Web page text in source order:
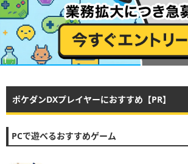
ポケダンDXプレイヤーにおすすめ【PR】
PCで遊べるおすすめゲーム